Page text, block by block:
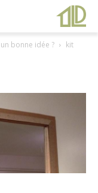
bonne idée ?
kit